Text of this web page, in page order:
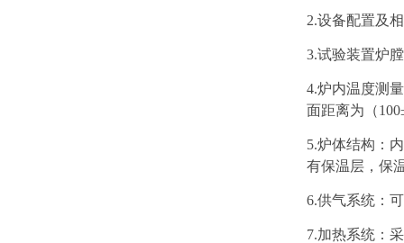
2.设备配置及
3.试验装置炉
4.炉内温度测
面距离为（
5.炉体结构：
有保温层，保
6.供气系统：
7.加热系统：